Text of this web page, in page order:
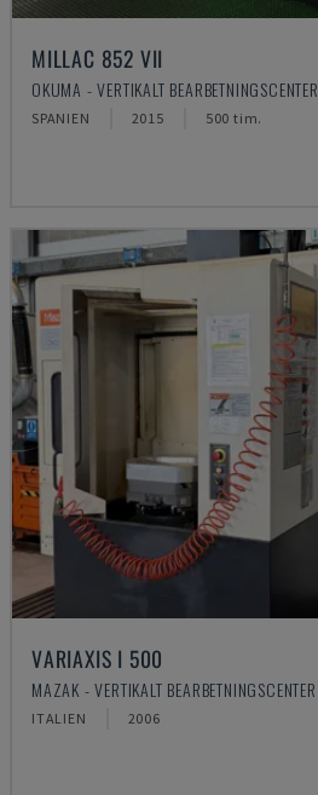
MILLAC 852 VII
OKUMA - VERTIKALT BEARBETNINGSCENTER
SPANIEN 2015 500 tim.
VARIAXIS I 500
MAZAK - VERTIKALT BEARBETNINGSCENTER
ITALIEN 2006